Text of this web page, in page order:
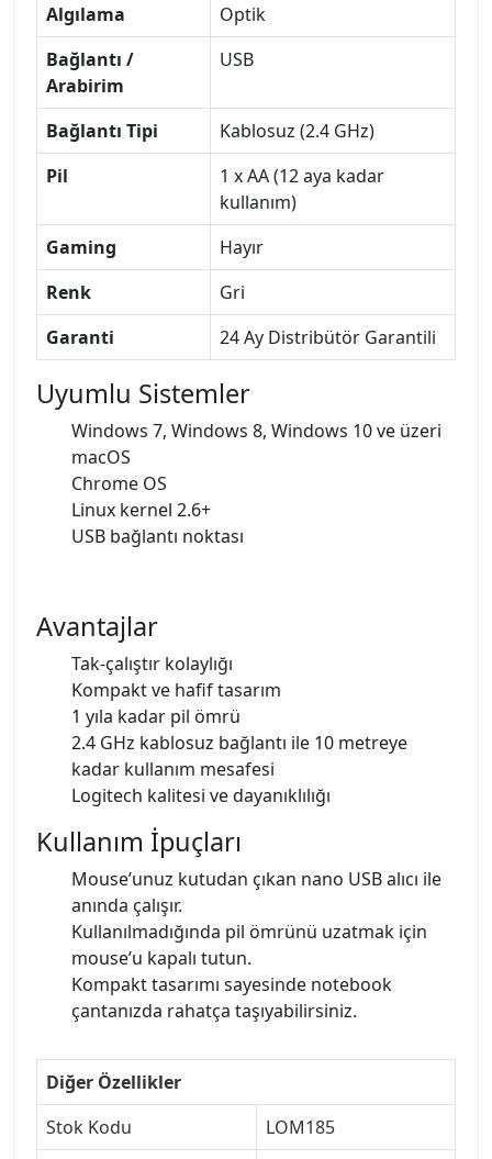
Algılama
Optik
Bağlantı /
Arabirim
USB
Bağlantı Tipi
Kablosuz (2.4 GHz)
Pil
1 x AA (12 aya kadar
kullanım)
Gaming
Hayır
Renk
Gri
Garanti
24 Ay Distribütör Garantili
Uyumlu Sistemler
Windows 7, Windows 8, Windows 10 ve üzeri
macOS
Chrome OS
Linux kernel 2.6+
USB bağlantı noktası
Avantajlar
Tak-çalıştır kolaylığı
Kompakt ve hafif tasarım
1 yıla kadar pil ömrü
2.4 GHz kablosuz bağlantı ile 10 metreye
kadar kullanım mesafesi
Logitech kalitesi ve dayanıklılığı
Kullanım İpuçları
Mouse’unuz kutudan çıkan nano USB alıcı ile
anında çalışır.
Kullanılmadığında pil ömrünü uzatmak için
mouse’u kapalı tutun.
Kompakt tasarımı sayesinde notebook
çantanızda rahatça taşıyabilirsiniz.
Diğer Özellikler
Stok Kodu
LOM185